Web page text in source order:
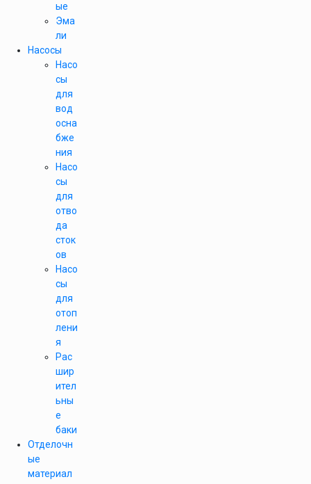
ые
Эма
ли
Насосы
Насо
сы
для
вод
осна
бже
ния
Насо
сы
для
отво
да
сток
ов
Насо
сы
для
отоп
лени
я
Рас
шир
ител
ьны
е
баки
Отделочн
ые
материал